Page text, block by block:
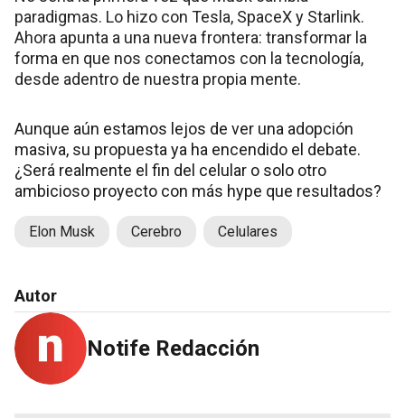
paradigmas. Lo hizo con Tesla, SpaceX y Starlink.
Ahora apunta a una nueva frontera: transformar la
forma en que nos conectamos con la tecnología,
desde adentro de nuestra propia mente.
Aunque aún estamos lejos de ver una adopción
masiva, su propuesta ya ha encendido el debate.
¿Será realmente el fin del celular o solo otro
ambicioso proyecto con más hype que resultados?
Elon Musk Cerebro Celulares
Autor
Notife Redacción